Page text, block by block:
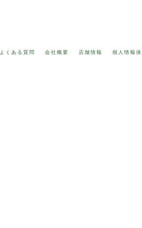
よくある質問 会社概要 店舗情報 個人情報